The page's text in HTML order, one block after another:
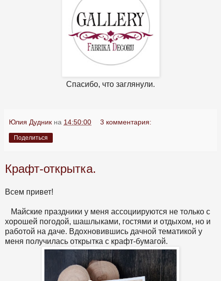
Спасибо, что заглянули.
Юлия Дудник на 14:50:00 3 комментария:
Поделиться
Крафт-открытка.
Всем привет!
Майские праздники у меня ассоциируются не только с
хорошей погодой, шашлыками, гостями и отдыхом, но и
работой на даче. Вдохновившись дачной тематикой у
меня получилась открытка с крафт-бумагой.